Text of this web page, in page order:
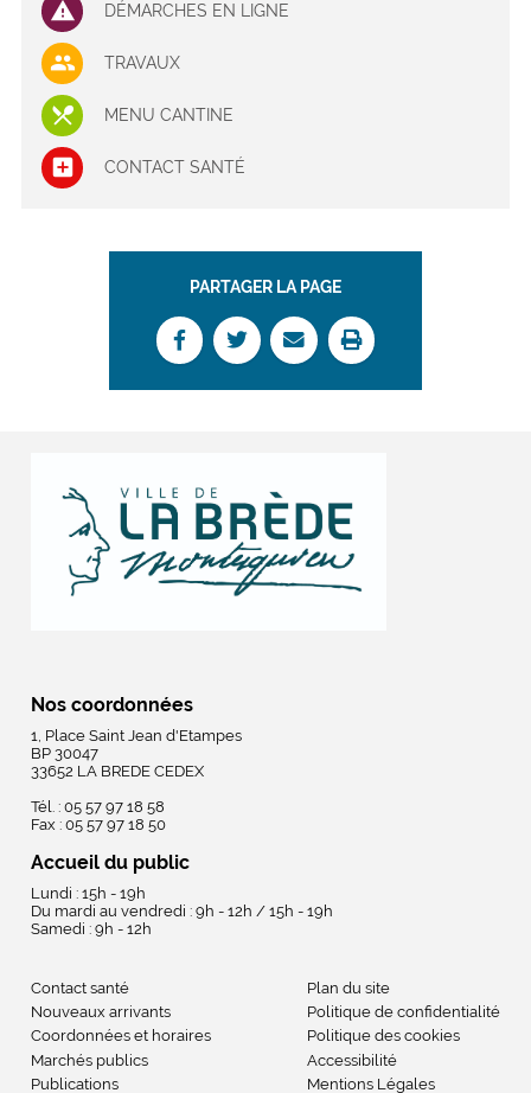
DÉMARCHES EN LIGNE
TRAVAUX
MENU CANTINE
CONTACT SANTÉ
PARTAGER LA PAGE
Nos coordonnées
1, Place Saint Jean d'Etampes
BP 30047
33652 LA BREDE CEDEX
Tél. : 05 57 97 18 58
Fax : 05 57 97 18 50
Accueil du public
Lundi : 15h - 19h
Du mardi au vendredi : 9h - 12h / 15h - 19h
Samedi : 9h - 12h
Contact santé
Nouveaux arrivants
Coordonnées et horaires
Marchés publics
Publications
Plan du site
Politique de confidentialité
Politique des cookies
Accessibilité
Mentions Légales